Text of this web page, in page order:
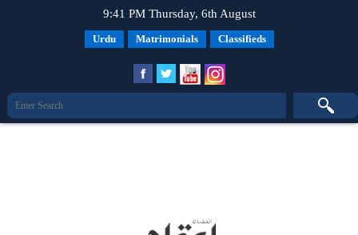
9:41 PM Thursday, 6th August
Urdu Matrimonials Classifieds